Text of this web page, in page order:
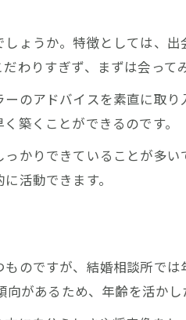
婚を叶える女性の考え方と努
の結婚を目指すために大切な
談所で女性がすぐ決まる人に
着型婚活で理想の相手と出会
活用で女性の早期結婚を実現
まる女性が意識している成婚
年齢を意識した結婚相談所の
合わせた女性の婚活戦略の立
ょうか。特徴としては、
わりすぎず、まずは会って
のアドバイスを素直に取
築くことができるのです。
かりできていることが多
活動できます。
のですが、結婚相談所で
があるため、年齢を活かし